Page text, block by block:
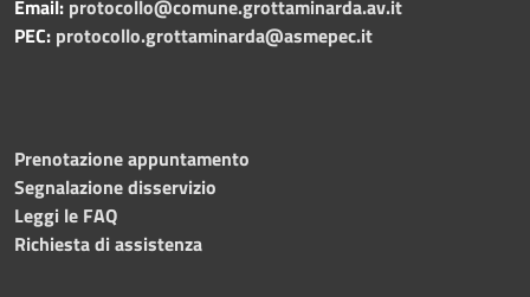
Email: protocollo@comune.grottaminarda.av.it
PEC: protocollo.grottaminarda@asmepec.it
Prenotazione appuntamento
Segnalazione disservizio
Leggi le FAQ
Richiesta di assistenza